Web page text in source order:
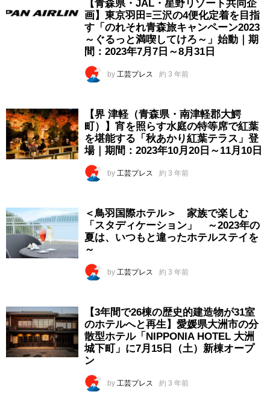
【青森県・JAL・星野リゾート共同企
画】東京羽田=三沢の4便化定着を目指
す「のれそれ青森旅キャンペーン2023
～ぐるっと満喫してけろ～」始動｜期
間：2023年7月7日～8月31日
by 工芸プレス 約 3 年前
【界 津軽（青森県・南津軽郡大鰐
町）】宵を照らす水庭の特等席で紅葉
を堪能する「秋あかり紅葉テラス」登
場｜期間：2023年10月20日～11月10日
by 工芸プレス 約 3 年前
＜鳥羽国際ホテル＞ 家族で楽しむ
「スタディケーション」 ～2023年の
夏は、いつもと違ったホテルステイを
～
by 工芸プレス 約 3 年前
【3年間で26棟の歴史的建造物が31室
のホテルへと再生】愛媛県大洲市の分
散型ホテル「NIPPONIA HOTEL 大洲
城下町」に7月15日（土）新棟オープ
ン
by 工芸プレス 約 3 年前